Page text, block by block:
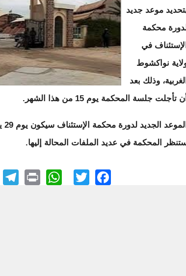
موعد جديد
محكمة
الإستئناف في
نواكشوط
الغربية، وذلك بعد
أن تأجلت جلسة المحكمة يوم 15 من هذا الشهر.
المحكمة في عديد الملفات المحالة إليها.
Facebook
Twitter
Print